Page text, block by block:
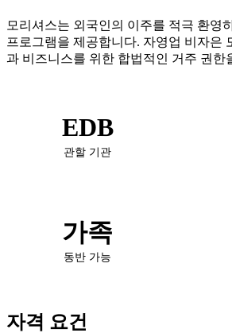
모리셔스는 외국인의 이주를 적극 환영
프로그램을 제공합니다. 자영업 비자은
과 비즈니스를 위한 합법적인 거주 권한
EDB
관할 기관
가족
동반 가능
자격 요건